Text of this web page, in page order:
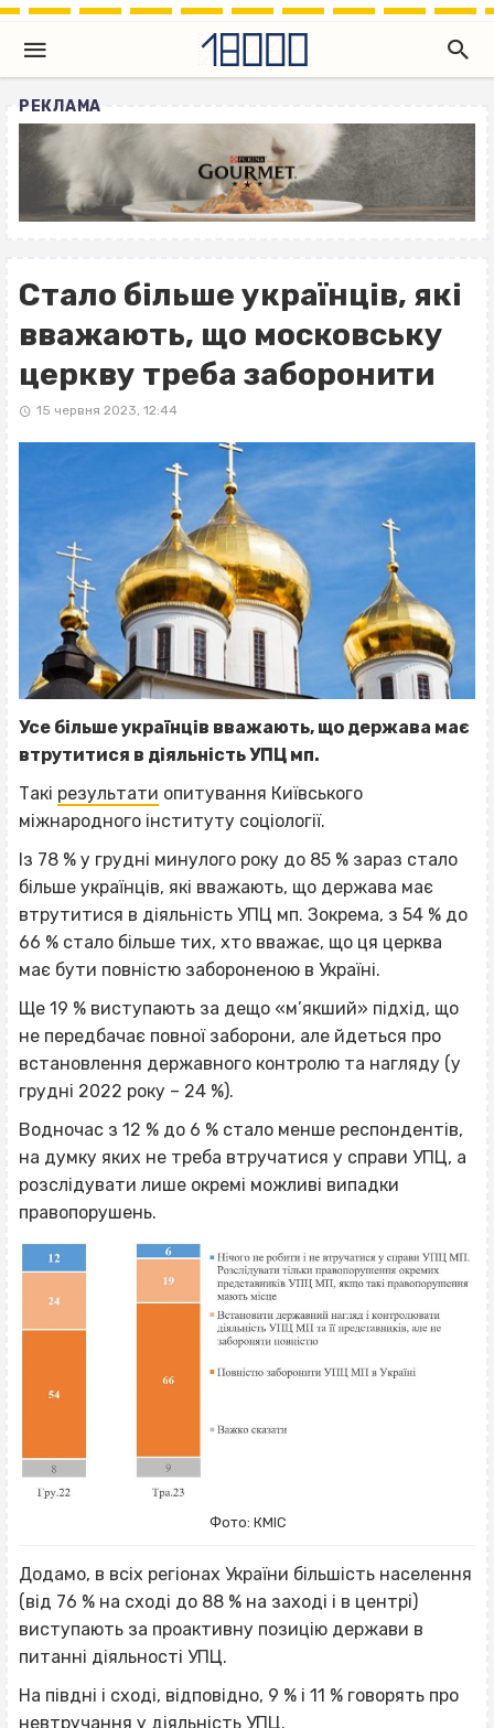
РЕКЛАМА
Стало більше українців, які
вважають, що московську
церкву треба заборонити
15 червня 2023, 12:44
Усе більше українців вважають, що держава має
втрутитися в діяльність УПЦ мп.
Такі результати опитування Київського
міжнародного інституту соціології.
Із 78 % у грудні минулого року до 85 % зараз стало
більше українців, які вважають, що держава має
втрутитися в діяльність УПЦ мп. Зокрема, з 54 % до
66 % стало більше тих, хто вважає, що ця церква
має бути повністю забороненою в Україні.
Ще 19 % виступають за дещо «м’якший» підхід, що
не передбачає повної заборони, але йдеться про
встановлення державного контролю та нагляду (у
грудні 2022 року – 24 %).
Водночас з 12 % до 6 % стало менше респондентів,
на думку яких не треба втручатися у справи УПЦ, а
розслідувати лише окремі можливі випадки
правопорушень.
Фото: КМІС
Додамо, в всіх регіонах України більшість населення
(від 76 % на сході до 88 % на заході і в центрі)
виступають за проактивну позицію держави в
питанні діяльності УПЦ.
На півдні і сході, відповідно, 9 % і 11 % говорять про
невтручання у діяльність УПЦ.